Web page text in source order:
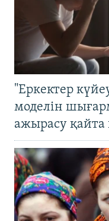
"Еркектер
моделін
ажырасу қайта